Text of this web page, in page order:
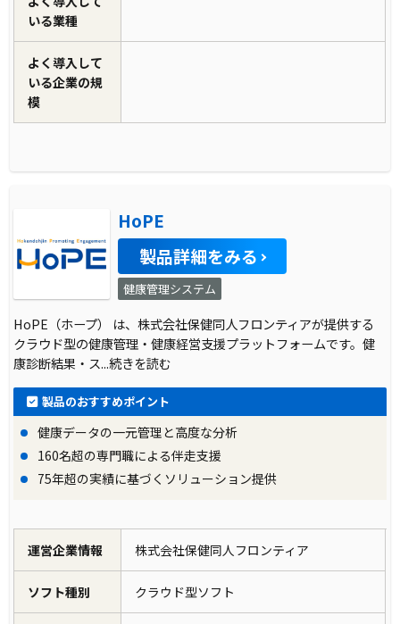
いる業種
よく導入して
いる企業の規
模
HoPE
製品詳細をみる
健康管理システム
HoPE（ホープ） は、株式会社保健同人フロンティアが提供する
クラウド型の健康管理・健康経営支援プラットフォームです。健
康診断結果・ス...続きを読む
製品のおすすめポイント
健康データの一元管理と高度な分析
160名超の専門職による伴走支援
75年超の実績に基づくソリューション提供
運営企業情報 株式会社保健同人フロンティア
ソフト種別 クラウド型ソフト